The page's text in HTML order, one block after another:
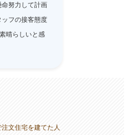
努力して計画
ッフの接客態度
晴らしいと感
文住宅を建てた人